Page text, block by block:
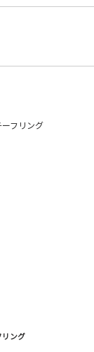
リング